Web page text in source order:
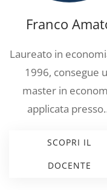
Franco
Laureato in
1996, consegue
master in
applicata
SCOPRI IL
DOCENTE